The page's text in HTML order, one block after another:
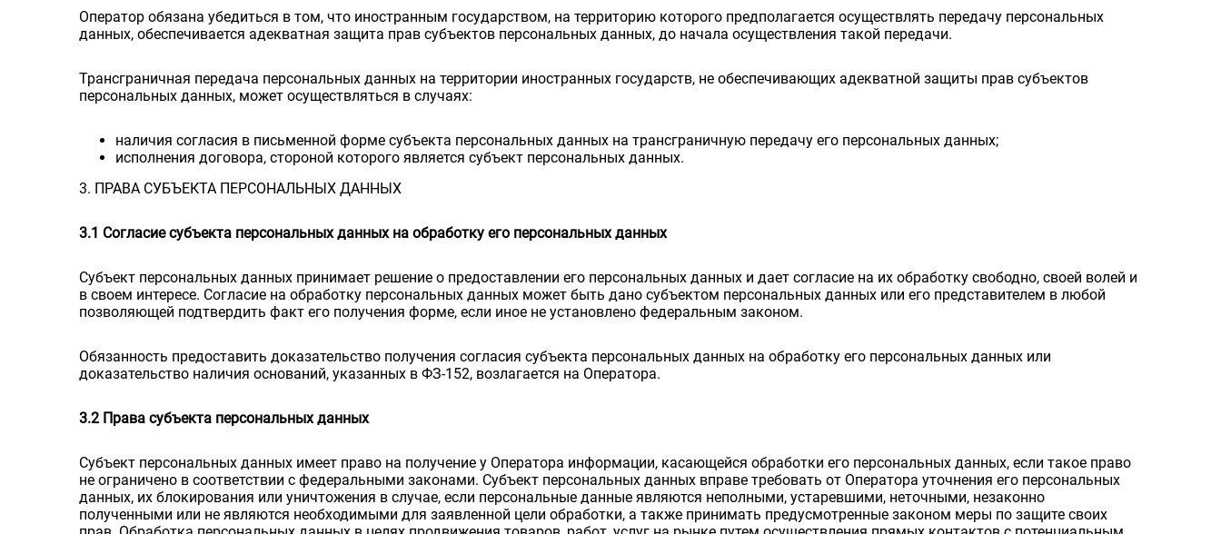
Оператор обязана убедиться в том, что иностранным государством, на территорию которого предполагается осуществлять передачу персональных
данных, обеспечивается адекватная защита прав субъектов персональных данных, до начала осуществления такой передачи.
Трансграничная передача персональных данных на территории иностранных государств, не обеспечивающих адекватной защиты прав субъектов
персональных данных, может осуществляться в случаях:
наличия согласия в письменной форме субъекта персональных данных на трансграничную передачу его персональных данных;
исполнения договора, стороной которого является субъект персональных данных.
3. ПРАВА СУБЪЕКТА ПЕРСОНАЛЬНЫХ ДАННЫХ
3.1 Согласие субъекта персональных данных на обработку его персональных данных
Субъект персональных данных принимает решение о предоставлении его персональных данных и дает согласие на их обработку свободно, своей волей и
в своем интересе. Согласие на обработку персональных данных может быть дано субъектом персональных данных или его представителем в любой
позволяющей подтвердить факт его получения форме, если иное не установлено федеральным законом.
Обязанность предоставить доказательство получения согласия субъекта персональных данных на обработку его персональных данных или
доказательство наличия оснований, указанных в ФЗ-152, возлагается на Оператора.
3.2 Права субъекта персональных данных
Субъект персональных данных имеет право на получение у Оператора информации, касающейся обработки его персональных данных, если такое право
не ограничено в соответствии с федеральными законами. Субъект персональных данных вправе требовать от Оператора уточнения его персональных
данных, их блокирования или уничтожения в случае, если персональные данные являются неполными, устаревшими, неточными, незаконно
полученными или не являются необходимыми для заявленной цели обработки, а также принимать предусмотренные законом меры по защите своих